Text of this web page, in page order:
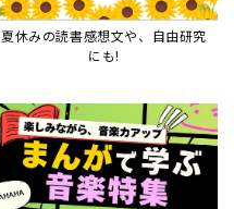
夏休みの読書感想文や、自由研究
にも!